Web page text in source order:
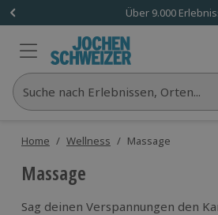
Über 9.000
Suche nach Erlebnissen, Orten...
Home / Wellness / Massage
Massage
Sag deinen Verspannungen den